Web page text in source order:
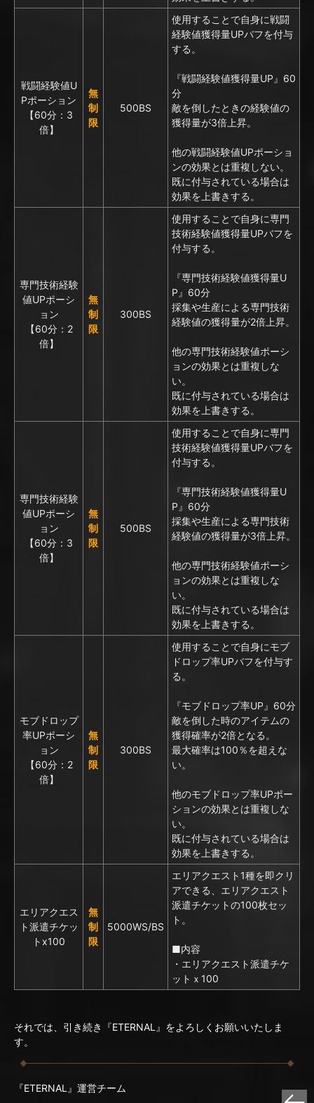
戦闘経験値U
Pポーション
【60分：3
倍】
無
制
限
500BS
使用することで自身に戦闘
経験値獲得量UPバフを付与
する。
『戦闘経験値獲得量UP』60
分
敵を倒したときの経験値の
獲得量が3倍上昇。
他の戦闘経験値UPポーショ
ンの効果とは重複しない。
既に付与されている場合は
効果を上書きする。
専門技術経験
値UPポーシ
ョン
【60分：2
倍】
無
制
限
300BS
使用することで自身に専門
技術経験値獲得量UPバフを
付与する。
『専門技術経験値獲得量U
P』60分
採集や生産による専門技術
経験値の獲得量が2倍上昇。
他の専門技術経験値ポーシ
ョンの効果とは重複しな
い。
既に付与されている場合は
効果を上書きする。
専門技術経験
値UPポーシ
ョン
【60分：3
倍】
無
制
限
500BS
使用することで自身に専門
技術経験値獲得量UPバフを
付与する。
『専門技術経験値獲得量U
P』60分
採集や生産による専門技術
経験値の獲得量が3倍上昇。
他の専門技術経験値ポーシ
ョンの効果とは重複しな
い。
既に付与されている場合は
効果を上書きする。
モブドロップ
率UPポーシ
ョン
【60分：2
倍】
無
制
限
300BS
使用することで自身にモブ
ドロップ率UPバフを付与す
る。
『モブドロップ率UP』60分
敵を倒した時のアイテムの
獲得確率が2倍となる。
最大確率は100％を超えな
い。
他のモブドロップ率UPポー
ションの効果とは重複しな
い。
既に付与されている場合は
効果を上書きする。
エリアクエス
ト派遣チケッ
トx100
無
制
限
5000WS/BS
エリアクエスト1種を即クリ
アできる、エリアクエスト
派遣チケットの100枚セッ
ト。
■内容
・エリアクエスト派遣チケ
ットｘ100
それでは、引き続き『ETERNAL』をよろしくお願いいたしま
す。
『ETERNAL』運営チーム